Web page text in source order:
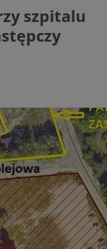
szpitalu